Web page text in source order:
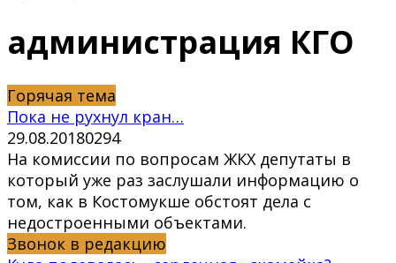
администрация КГО
Горячая тема
Пока не рухнул кран…
29.08.20180294
На комиссии по вопросам ЖКХ депутаты в
который уже раз заслушали информацию о
том, как в Костомукше обстоят дела с
недостроенными объектами.
Звонок в редакцию